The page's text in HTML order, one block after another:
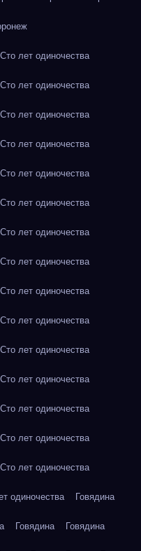
лет одиночества
лет одиночества
лет одиночества
лет одиночества
лет одиночества
лет одиночества
лет одиночества
лет одиночества
лет одиночества
лет одиночества
лет одиночества
лет одиночества
лет одиночества
лет одиночества
лет одиночества
одиночества Говядина
Говядина Говядина